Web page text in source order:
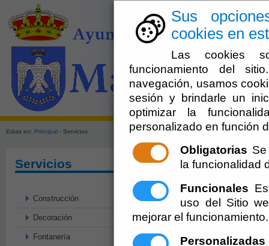
Sus
cookies en
Las cookies
funcionamiento del
navegación, usamos
sesión y brindarle un
optimizar la
personalizado en función
Obligatorias
la funcionalidad
Funcionales
uso del Sitio
mejorar el funcionamiento.
Personalizadas
El
Estas en: Principal - Servicios
Servicios
Construcción
Decoración
Fontanería